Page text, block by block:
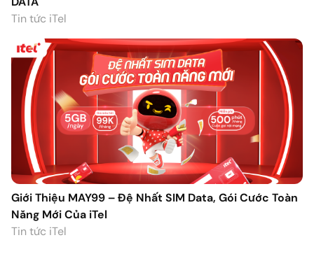
Tin tức iTel
Giới Thiệu MAY99 – Đệ Nhất SIM Data, Gói Cước Toàn
Năng Mới Của iTel
Tin tức iTel